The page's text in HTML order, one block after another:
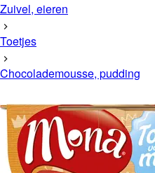
Zuivel, eieren
Toetjes
Chocolademousse, pudding